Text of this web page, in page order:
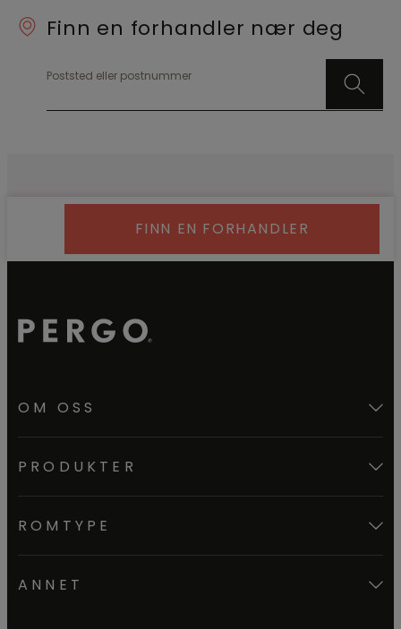
Finn en forhandler nær deg
Poststed eller postnummer
FINN EN FORHANDLER
OM OSS
PRODUKTER
ROMTYPE
ANNET